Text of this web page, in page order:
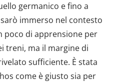
germanico e fino a
immerso nel contesto
poco di apprensione per
treni, ma il margine di
sufficiente. È stata
come è giusto sia per